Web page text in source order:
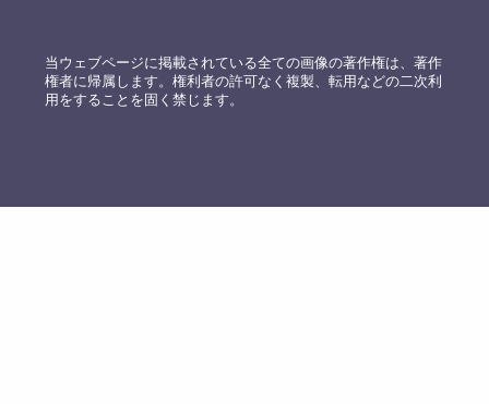
当ウェブページに掲載されている全ての画像の著作権は、著作
権者に帰属します。権利者の許可なく複製、転用などの二次利
用をすることを固く禁じます。